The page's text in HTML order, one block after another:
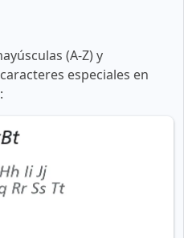
(A-Z) y
especiales en